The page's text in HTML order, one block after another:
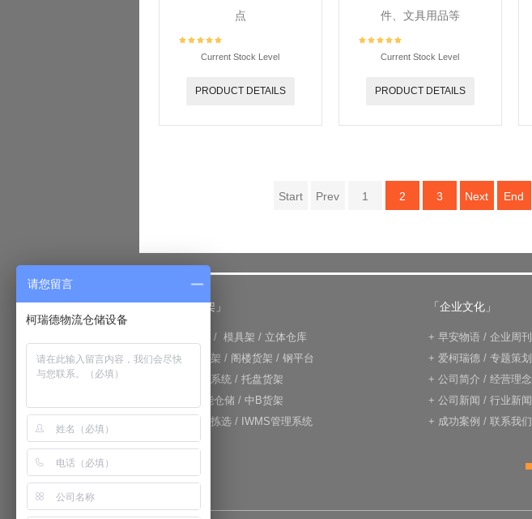
点
Current Stock Level
PRODUCT DETAILS
件、文具用品等
Current Stock Level
PRODUCT DETAILS
Start Prev 1 2 3 Next End
「仓储货架」
/ 模具架 / 立体仓库
+重力式货架 / 阁楼货架 / 钢平台
仓库输送系统 / 托盘货架
RFID智能仓储 / 中B货架
电子标签拣选 / IWMS管理系统
「企业文化」
+ 早安物语 / 企业周刊
+ 爱柯瑞德 / 专题策划
+ 公司简介 / 经营理念
+ 公司新闻 / 行业新闻
+ 成功案例 / 联系我们
请您留言
柯瑞德物流仓储设备